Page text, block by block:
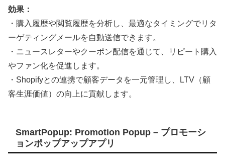
発
言
：
効果：
・購入履歴や閲覧履歴を分析し、最適なタイミングでリタ
ーゲティングメールを自動送信できます。
・ニュースレターやクーポン配信を通じて、リピート購入
やファン化を促進します。
・Shopifyとの連携で顧客データを一元管理し、LTV（顧
客生涯価値）の向上に貢献します。
SmartPopup: Promotion Popup – プロモーシ
ョンポップアップアプリ